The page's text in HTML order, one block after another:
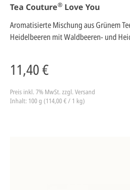
Tea Couture® Love You
Aromatisierte Mischung aus Grünem
Heidelbeeren mit Waldbeeren- und
11,40 €
Preis inkl. 7% MwSt. zzgl. Versand
Inhalt: 100 g (114,00 € / 1 kg)